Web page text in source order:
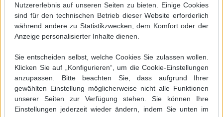
Nutzererlebnis auf unseren Seiten zu bieten. Einige Cookies
sind für den technischen Betrieb dieser Website erforderlich
während andere zu Statistikzwecken, dem Komfort oder der
Anzeige personalisierter Inhalte dienen.
Sie entscheiden selbst, welche Cookies Sie zulassen wollen.
Klicken Sie auf „Konfigurieren“, um die Cookie-Einstellungen
anzupassen. Bitte beachten Sie, dass aufgrund Ihrer
gewählten Einstellung möglicherweise nicht alle Funktionen
unserer Seiten zur Verfügung stehen. Sie können Ihre
Einstellungen jederzeit wieder ändern, indem Sie unten im